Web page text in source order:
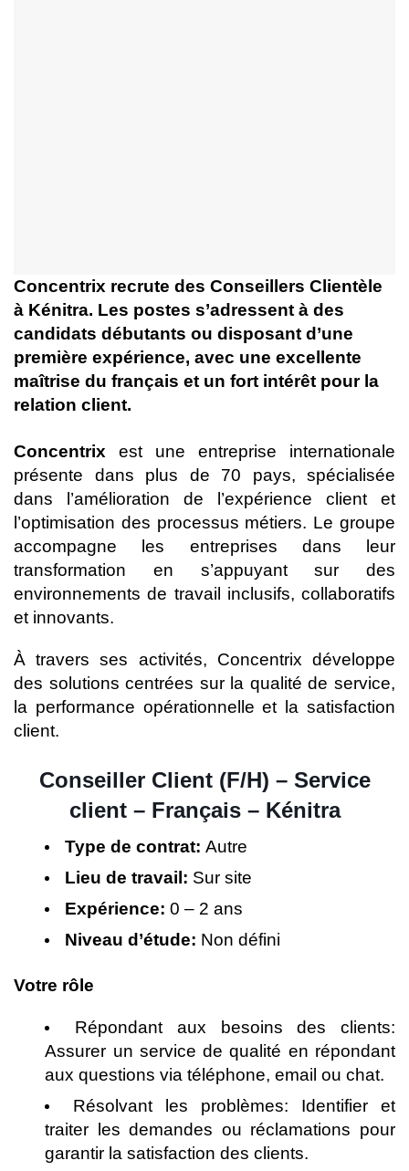
Concentrix recrute des Conseillers Clientèle
à Kénitra. Les postes s’adressent à des
candidats débutants ou disposant d’une
première expérience, avec une excellente
maîtrise du français et un fort intérêt pour la
relation client.
Concentrix est une entreprise internationale
présente dans plus de 70 pays, spécialisée
dans l’amélioration de l’expérience client et
l’optimisation des processus métiers. Le groupe
accompagne les entreprises dans leur
transformation en s’appuyant sur des
environnements de travail inclusifs, collaboratifs
et innovants.
À travers ses activités, Concentrix développe
des solutions centrées sur la qualité de service,
la performance opérationnelle et la satisfaction
client.
Conseiller Client (F/H) – Service
client – Français – Kénitra
Type de contrat:Autre
Lieu de travail: Sur site
Expérience:0 – 2 ans
Niveau d’étude: Non défini
Votre rôle
Répondant aux besoins des clients:
Assurer un service de qualité en répondant
aux questions via téléphone, email ou chat.
Résolvant les problèmes: Identifier et
traiter les demandes ou réclamations pour
garantir la satisfaction des clients.